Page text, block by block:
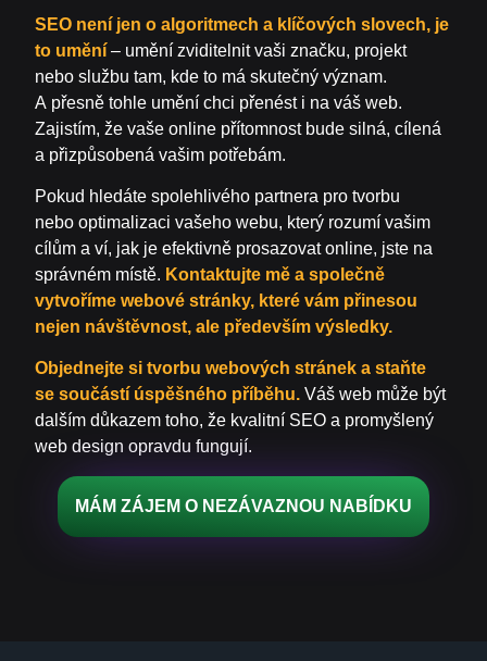
SEO není jen o algoritmech a klíčových slovech, je
to umění – umění zviditelnit vaši značku, projekt
nebo službu tam, kde to má skutečný význam.
A přesně tohle umění chci přenést i na váš web.
Zajistím, že vaše online přítomnost bude silná, cílená
a přizpůsobená vašim potřebám.
Pokud hledáte spolehlivého partnera pro tvorbu
nebo optimalizaci vašeho webu, který rozumí vašim
cílům a ví, jak je efektivně prosazovat online, jste na
správném místě. Kontaktujte mě a společně
vytvoříme webové stránky, které vám přinesou
nejen návštěvnost, ale především výsledky.
Objednejte si tvorbu webových stránek a staňte
se součástí úspěšného příběhu. Váš web může být
dalším důkazem toho, že kvalitní SEO a promyšlený
web design opravdu fungují.
MÁM ZÁJEM O NEZÁVAZNOU NABÍDKU